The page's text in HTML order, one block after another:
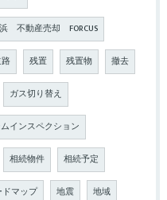
不動産売却 FORCUS
残置 残置物 撤去
ガス切り替え
インスペクション
相続物件 相続予定
マップ 地震 地域